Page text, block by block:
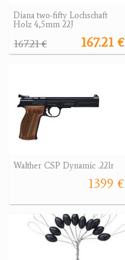
Diana two-fifty Lochschaft
Holz 4,5mm 22J
167.21 €
167.21 €
Walther CSP Dynamic .22lr
1399 €